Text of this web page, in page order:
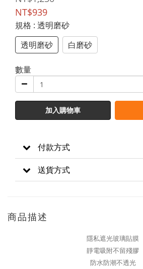
NT$939
規格 : 透明磨砂
透明磨砂
白磨砂
數量
加入購物車
付款方式
送貨方式
商品描述
隱私遮光玻璃貼膜
靜電吸附不留殘膠
防水防潮不透光